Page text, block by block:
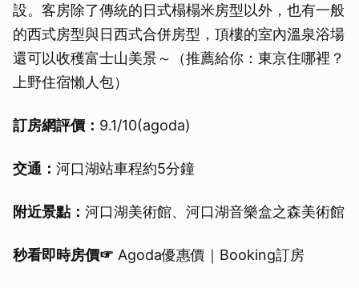
設。客房除了傳統的日式榻榻米房型以外，也有一般
的西式房型與日西式合併房型，頂樓的室內溫泉浴場
還可以收穫富士山美景～（推薦給你：東京住哪裡？
上野住宿懶人包）
訂房網評價： 9.1/10(agoda)
交通： 河口湖站車程約5分鐘
附近景點： 河口湖美術館、河口湖音樂盒之森美術館
秒看即時房價☞ Agoda優惠價｜Booking訂房